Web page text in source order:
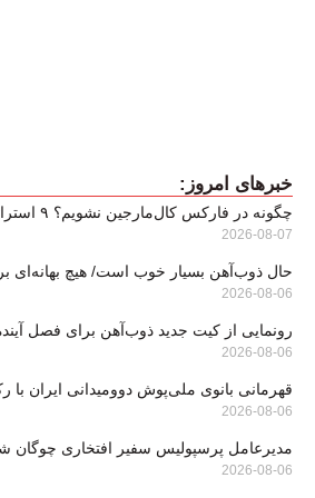
خبرهای امروز:
چگونه در فارکس کال‌مارجین نشویم؟ ۹ استراتژی مدیریت ریسک
2026-08-07
حال ذوب‌آهن بسیار خوب است/ هیچ بهانه‌ای
2026-08-06
رونمایی از کیت جدید ذوب‌آهن برای فصل
2026-08-06
قهرمانی بانوی ملی‌پوش دوومیدانی ایران با
2026-08-06
مدیرعامل پرسپولیس سفیر افتخاری چوگان
2026-08-06